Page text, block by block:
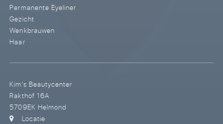
Permanente Eyeliner
Gezicht
Wenkbrauwen
Haar
Kim's Beautycenter
Rakthof 16A
5709EK Helmond
Locatie